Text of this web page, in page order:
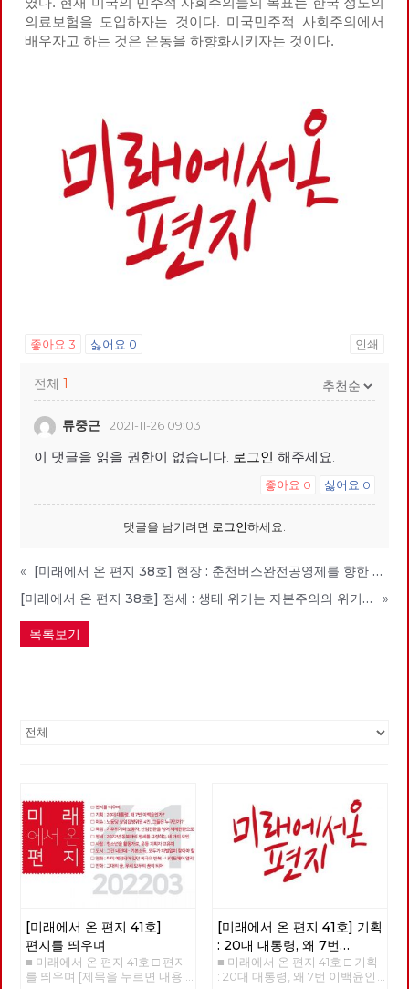
의료보험을 도입하자는 것이다. 미국민주적 사회주의에서
배우자고 하는 것은 운동을 하향화시키자는 것이다.
좋아요 3 싫어요 0 인쇄
전체 1
류중근 2021-11-26 09:03
이 댓글을 읽을 권한이 없습니다. 로그인 해주세요.
좋아요 0 싫어요 0
댓글을 남기려면 로그인하세요.
«
[미래에서 온 편지 38호] 현장 : 춘천버스완전공영제를 향한 여정과 과제
[미래에서 온 편지 38호] 정세 : 생태 위기는 자본주의의 위기다
»
목록보기
[미래에서 온 편지 41호]
편지를 띄우며
■ 미래에서 온 편지 41호 □ 편지
를 띄우며 [제목을 누르면 내용
[미래에서 온 편지 41호] 기획
: 20대 대통령, 왜 7번
이백윤인가? (1)
■ 미래에서 온 편지 41호 □ 기획
: 20대 대통령, 왜 7번 이백윤인